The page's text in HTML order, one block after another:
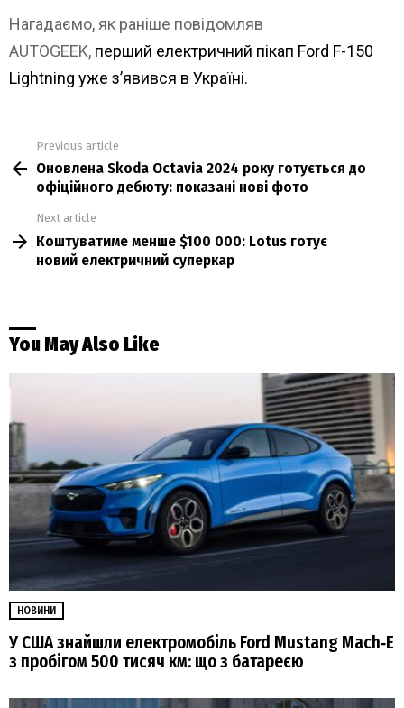
Нагадаємо, як раніше повідомляв
AUTOGEEK, перший електричний пікап Ford F-150
Lightning уже зʼявився в Україні.
more
Previous article
Оновлена Skoda Octavia 2024 року готується до
офіційного дебюту: показані нові фото
Next article
Коштуватиме менше $100 000: Lotus готує
новий електричний суперкар
You May Also Like
НОВИНИ
У США знайшли електромобіль Ford Mustang Mach‑E
з пробігом 500 тисяч км: що з батареєю